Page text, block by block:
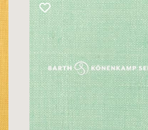
Ich bin damit einverstanden,
genutzt werden. Die